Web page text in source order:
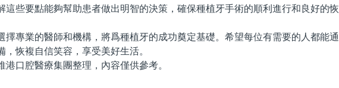
這些要點能夠幫助患者做出明智的決策，確保種植牙手術的順利進行和良好的恢
專業的醫師和機構，將爲種植牙的成功奠定基礎。希望每位有需要的人都能通
，恢複自信笑容，享受美好生活。
口腔醫療集團整理，內容僅供參考。